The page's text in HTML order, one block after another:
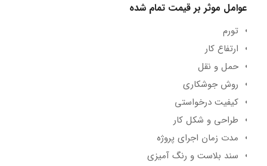
عوامل موثر بر قیمت تمام شده
تورم
ارتفاع کار
حمل و نقل
روش جوشکاری
کیفیت درخواستی
طراحی و شکل کار
مدت زمان اجرای پروژه
سند بلاست و رنگ آميزی